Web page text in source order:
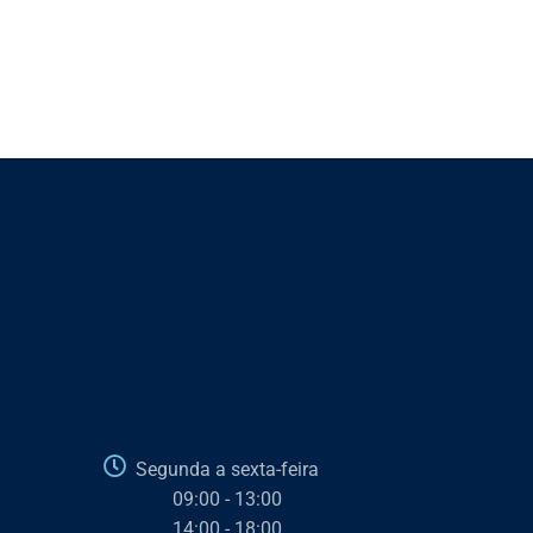
Segunda a sexta-feira
09:00 - 13:00